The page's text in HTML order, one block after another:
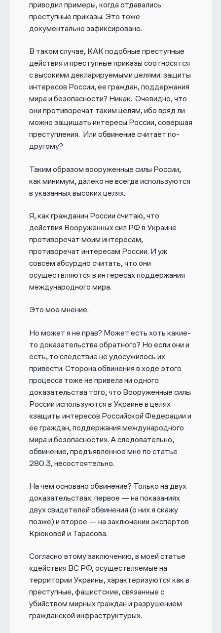
приводил примеры, когда отдавались
преступные приказы. Это тоже
документально зафиксировано.
В таком случае, КАК подобные преступные
действия и преступные приказы соотносятся
с высокими декларируемыми целями: защиты
интересов России, ее граждан, поддержания
мира и безопасности? Никак. Очевидно, что
они противоречат таким целям, ибо вряд ли
можно защищать интересы России, совершая
преступления. Или обвинение считает по-
другому?
Таким образом вооруженные силы России,
как минимум, далеко не всегда используются
в указанных высоких целях.
Я, как гражданин России считаю, что
действия Вооруженных сил РФ в Украине
противоречат моим интересам,
противоречат интересам России. И уж
совсем абсурдно считать, что они
осуществляются в интересах поддержания
международного мира.
Это мое мнение.
Но может я не прав? Может есть хоть какие-
то доказательства обратного? Но если они и
есть, то следствие не удосужилось их
привести. Сторона обвинения в ходе этого
процесса тоже не привела ни одного
доказательства того, что Вооруженные силы
России используются в Украине в целях
«защиты интересов Российской Федерации и
ее граждан, поддержания международного
мира и безопасности». А следовательно,
обвинение, предъявленное мне по статье
280.3, несостоятельно.
На чем основано обвинение? Только на двух
доказательствах: первое — на показаниях
двух свидетелей обвинения (о них я скажу
позже) и второе — на заключении экспертов
Крюковой и Тарасова.
Согласно этому заключению, в моей статье
«действия ВС РФ, осуществляемые на
территории Украины, характеризуются как в
преступные, фашистские, связанные с
убийством мирных граждан и разрушением
гражданской инфраструктуры».